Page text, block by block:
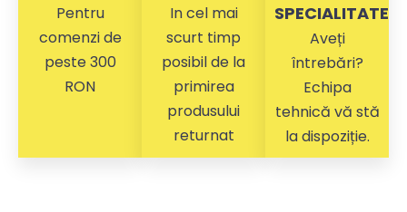
Pentru
comenzi de
peste 300
RON
In cel mai
scurt timp
posibil de la
primirea
produsului
returnat
SPECIALITATE
Aveți
întrebări?
Echipa
tehnică vă stă
la dispoziție.